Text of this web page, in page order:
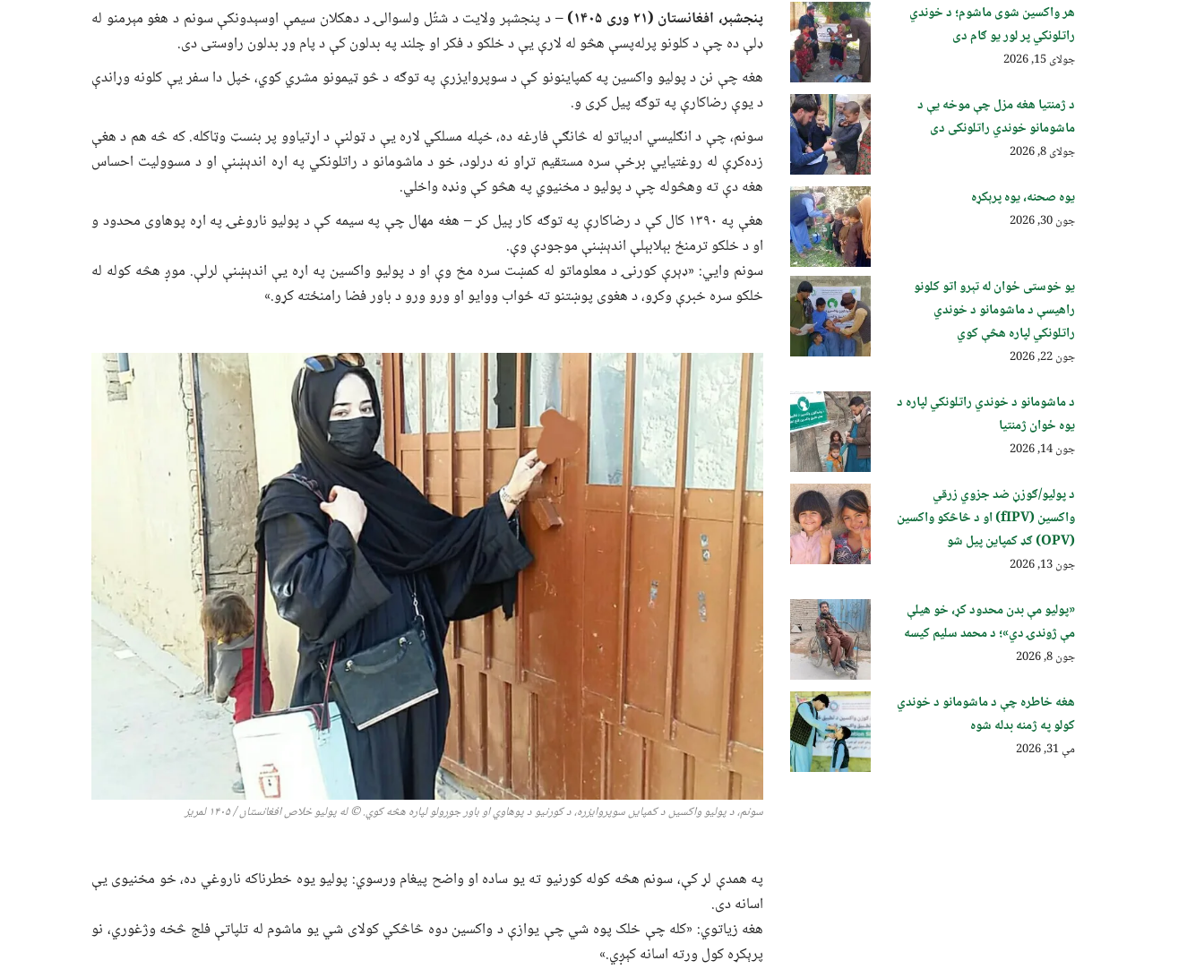
پنجشېر، افغانستان (۲۱ وری ۱۴۰۵)
– د پنجشېر ولایت د شتُل ولسوالۍ د دهکلان سیمې اوسېدونکې سونم د هغو مېرمنو له
ډلې ده چې د کلونو پرله‌پسې هڅو له لارې یې د خلکو د فکر او چلند په بدلون کې د پام وړ بدلون راوستی دی.
هغه چې نن د پولیو واکسین په کمپاینونو کې د سوپروایزرې په توګه د څو ټیمونو مشري کوي، خپل دا سفر یې کلونه وړاندې
د یوې رضاکارې په توګه پیل کړی و.
سونم، چې د انګلیسي ادبیاتو له څانګې فارغه ده، خپله مسلکي لاره یې د ټولنې د اړتیاوو پر بنسټ وټاکله. که څه هم د هغې
زده‌کړې له روغتیايي برخې سره مستقیم تړاو نه درلود، خو د ماشومانو د راتلونکي په اړه اندېښنې او د مسوولیت احساس
هغه دې ته وهڅوله چې د پولیو د مخنیوي په هڅو کې ونډه واخلي.
هغې په ۱۳۹۰ کال کې د رضاکارې په توګه کار پیل کړ – هغه مهال چې په سیمه کې د پولیو ناروغۍ په اړه پوهاوی محدود و
او د خلکو ترمنځ بېلابېلې اندېښنې موجودې وې.
سونم وايي: «ډېرې کورنۍ د معلوماتو له کمښت سره مخ وې او د پولیو واکسین په اړه یې اندېښنې لرلې. موږ هڅه کوله له
خلکو سره خبرې وکړو، د هغوی پوښتنو ته ځواب ووایو او ورو ورو د باور فضا رامنځته کړو.»
سونم، د پولیو واکسین د کمپاین سوپروایزره، د کورنیو د پوهاوي او باور جوړولو لپاره هڅه کوي.
©لهپولیو خلاص افغانستان /۱۴۰۵ لمریز
په همدې لړ کې، سونم هڅه کوله کورنیو ته یو ساده او واضح پیغام ورسوي: پولیو یوه خطرناکه ناروغي ده، خو مخنیوی یې
اسانه دی.
هغه زیاتوي: «کله چې خلک پوه شي چې یوازې د واکسین دوه څاڅکي کولای شي یو ماشوم له تلپاتې فلج څخه وژغوري، نو
پرېکړه کول ورته اسانه کېږي.»
هر واکسین شوی ماشوم؛ د خوندي
راتلونکي پر لور یو ګام دی
جولای 15, 2026
د ژمنتیا هغه مزل چې موخه یې د
ماشومانو خوندي راتلونکی دی
جولای 8, 2026
یوه صحنه، یوه پرېکړه
جون 30, 2026
یو خوستی ځوان له تېرو اتو کلونو
راهیسې د ماشومانو د خوندي
راتلونکي لپاره هڅې کوي
جون 22, 2026
د ماشومانو د خوندي راتلونکي لپاره د
یوه ځوان ژمنتیا
جون 14, 2026
د پولیو/ګوزڼ ضد جزوي زرقي
واکسین (fIPV) او د څاڅکو واکسین
(OPV) ګډ کمپاین پيل شو
جون 13, 2026
«پولیو مې بدن محدود کړ، خو هیلې
مې ژوندۍ دي»؛ د محمد سلیم کیسه
جون 8, 2026
هغه خاطره چې د ماشومانو د خوندي
کولو په ژمنه بدله شوه
مې 31, 2026